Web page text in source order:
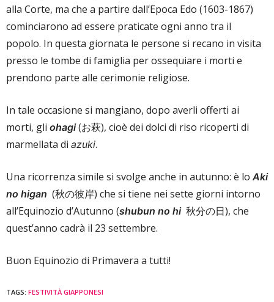
alla Corte, ma che a partire dall’Epoca Edo (1603-1867)
cominciarono ad essere praticate ogni anno tra il
popolo. In questa giornata le persone si recano in visita
presso le tombe di famiglia per ossequiare i morti e
prendono parte alle cerimonie religiose.
In tale occasione si mangiano, dopo averli offerti ai
morti, gli ohagi(お萩), cioè dei dolci di riso ricoperti di
marmellata di azuki.
Una ricorrenza simile si svolge anche in autunno: è loAki
no higan (秋の彼岸) che si tiene nei sette giorni intorno
all’Equinozio d’Autunno (shubun no hi秋分の日), che
quest’anno cadrà il 23 settembre.
Buon Equinozio di Primavera a tutti!
TAGS: FESTIVITÀ GIAPPONESI